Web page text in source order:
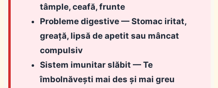
tâmple, ceafă, frunte
Probleme digestive — Stomac iritat,
greață, lipsă de apetit sau mâncat
compulsiv
Sistem imunitar slăbit — Te
îmbolnăvești mai des și mai greu